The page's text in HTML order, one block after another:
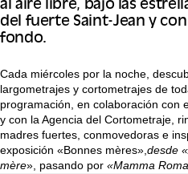
al aire libre, bajo las
del fuerte Saint-Jean y
fondo.
Cada miércoles por la noche,
largometrajes y cortometrajes de
programación, en colaboración con
y con la Agencia del Cortometraje,
madres fuertes, conmovedoras e
exposición «Bonnes mères», desde
mère», pasando por «Mamma Roma